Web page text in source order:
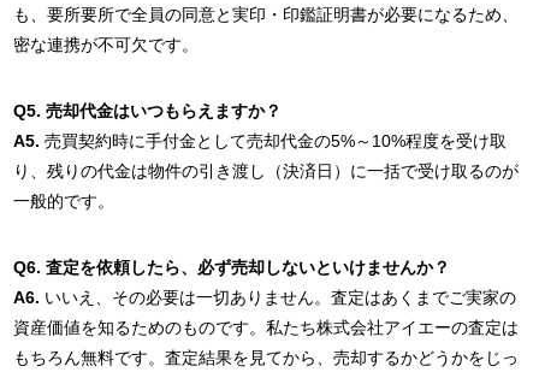
も、要所要所で全員の同意と実印・印鑑証明書が必要になるため、
密な連携が不可欠です。
Q5. 売却代金はいつもらえますか？
A5. 売買契約時に手付金として売却代金の5%～10%程度を受け取
り、残りの代金は物件の引き渡し（決済日）に一括で受け取るのが
一般的です。
Q6. 査定を依頼したら、必ず売却しないといけませんか？
A6. いいえ、その必要は一切ありません。査定はあくまでご実家の
資産価値を知るためのものです。私たち株式会社アイエーの査定は
もちろん無料です。査定結果を見てから、売却するかどうかをじっ